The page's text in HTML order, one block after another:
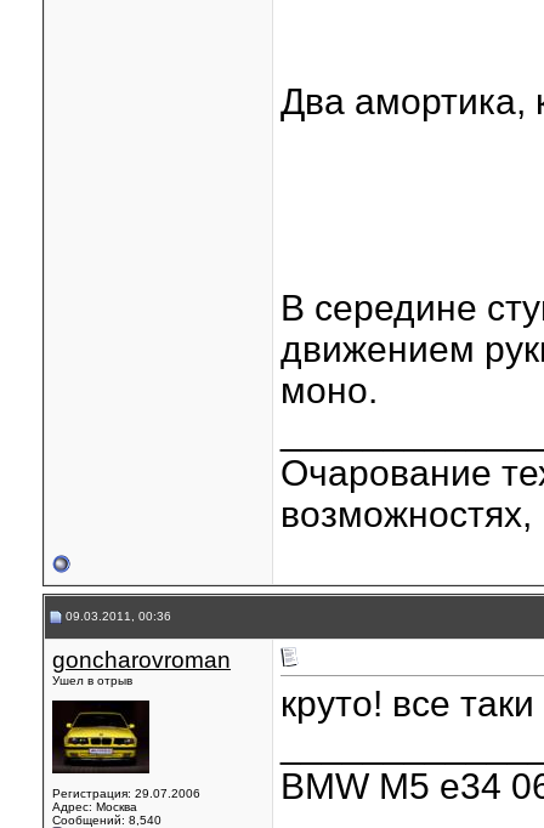
Два амортика,
В середине
движением
моно.
Очарование
возможностях,
09.03.2011, 00:36
goncharovroman
Ушел в отрыв
Регистрация: 29.07.2006
Адрес: Москва
Сообщений: 8,540
круто! все
BMW M5 e34